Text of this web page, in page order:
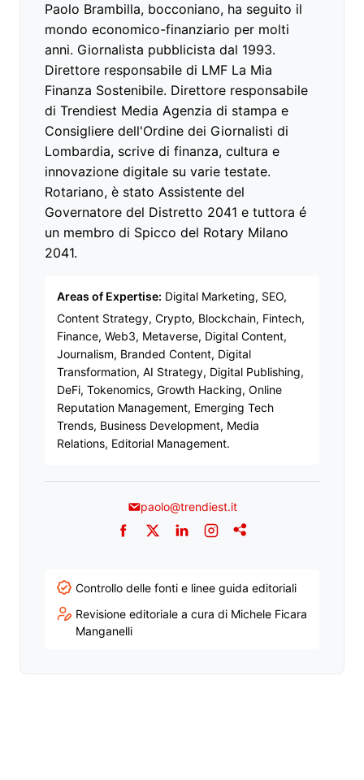
Paolo Brambilla, bocconiano, ha seguito il
mondo economico-finanziario per molti
anni. Giornalista pubblicista dal 1993.
Direttore responsabile di LMF La Mia
Finanza Sostenibile. Direttore responsabile
di Trendiest Media Agenzia di stampa e
Consigliere dell'Ordine dei Giornalisti di
Lombardia, scrive di finanza, cultura e
innovazione digitale su varie testate.
Rotariano, è stato Assistente del
Governatore del Distretto 2041 e tuttora é
un membro di Spicco del Rotary Milano
2041.
Areas of Expertise: Digital Marketing, SEO,
Content Strategy, Crypto, Blockchain, Fintech,
Finance, Web3, Metaverse, Digital Content,
Journalism, Branded Content, Digital
Transformation, AI Strategy, Digital Publishing,
DeFi, Tokenomics, Growth Hacking, Online
Reputation Management, Emerging Tech
Trends, Business Development, Media
Relations, Editorial Management.
paolo@trendiest.it
Facebook
TwitterLinkedInInstagram
Addthis
Controllo delle fonti e linee guida editoriali
Revisione editoriale a cura di Michele Ficara
Manganelli